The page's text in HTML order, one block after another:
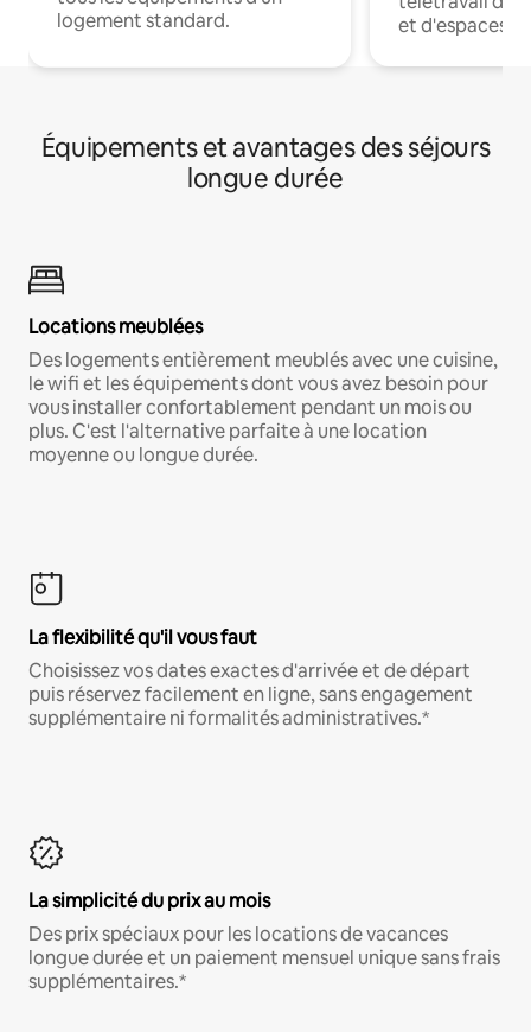
logement standard.
et d'espaces
Équipements et avantages des séjours
longue durée
Locations meublées
Des logements entièrement meublés avec une cuisine,
le wifi et les équipements dont vous avez besoin pour
vous installer confortablement pendant un mois ou
plus. C'est l'alternative parfaite à une location
moyenne ou longue durée.
La flexibilité qu'il vous faut
Choisissez vos dates exactes d'arrivée et de départ
puis réservez facilement en ligne, sans engagement
supplémentaire ni formalités administratives.*
La simplicité du prix au mois
Des prix spéciaux pour les locations de vacances
longue durée et un paiement mensuel unique sans frais
supplémentaires.*